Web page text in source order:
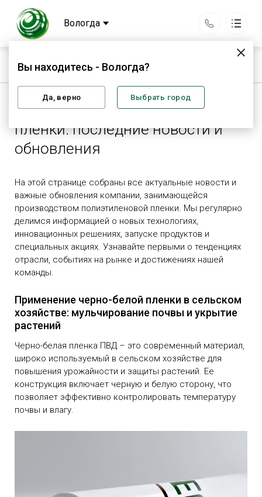
Вологда
Вы находитесь - Вологда?
Да, верно Выбрать город
Производственная компания
Доставка
Пн-Пт 8:00 - 17:00
Сб-Вс — выходной
office@pkvolplast.ru
+7 (921) 122-09-99
Строка навигации
Производство полиэтиленовой пленки: последние новости и
обновления
Производство полиэтиленовой
пленки: последние новости и
обновления
На этой странице собраны все актуальные новости и
важные обновления компании, занимающейся
производством полиэтиленовой пленки. Мы регулярно
делимся информацией о новых технологиях,
инновационных решениях, запуске продуктов и
специальных акциях. Узнавайте первыми о тенденциях
отрасли, событиях на рынке и достижениях нашей
команды.
Применение черно-белой пленки в сельском
хозяйстве: мульчирование почвы и укрытие
растений
Черно-белая пленка ПВД – это современный материал,
широко используемый в сельском хозяйстве для
повышения урожайности и защиты растений. Ее
конструкция включает черную и белую сторону, что
позволяет эффективно контролировать температуру
почвы и влагу.